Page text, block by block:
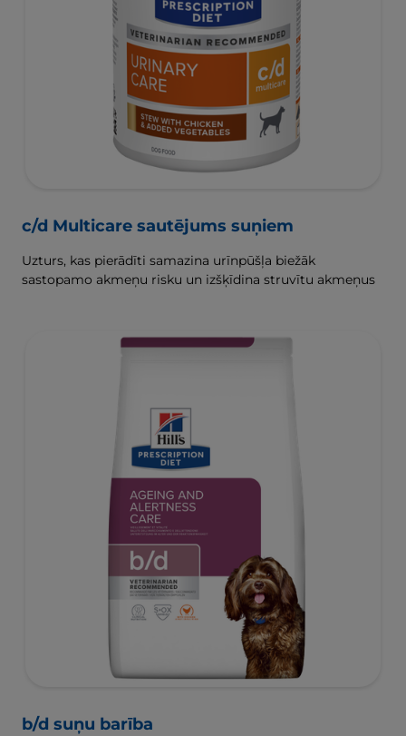
c/d Multicare sautējums suņiem
Uzturs, kas pierādīti samazina urīnpūšļa biežāk
sastopamo akmeņu risku un izšķīdina struvītu akmeņus
b/d suņu barība